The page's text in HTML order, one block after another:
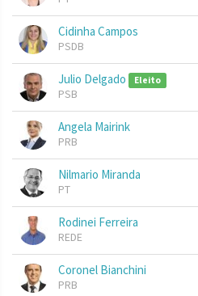
Cidinha Campos
PSDB
Julio Delgado Eleito
PSB
Angela Mairink
PRB
Nilmario Miranda
PT
Rodinei Ferreira
REDE
Coronel Bianchini
PRB